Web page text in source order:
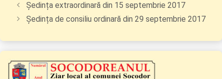
Ședința extraordinară din 15 septembrie 2017
Ședința de consiliu ordinară din 29 septembrie 2017